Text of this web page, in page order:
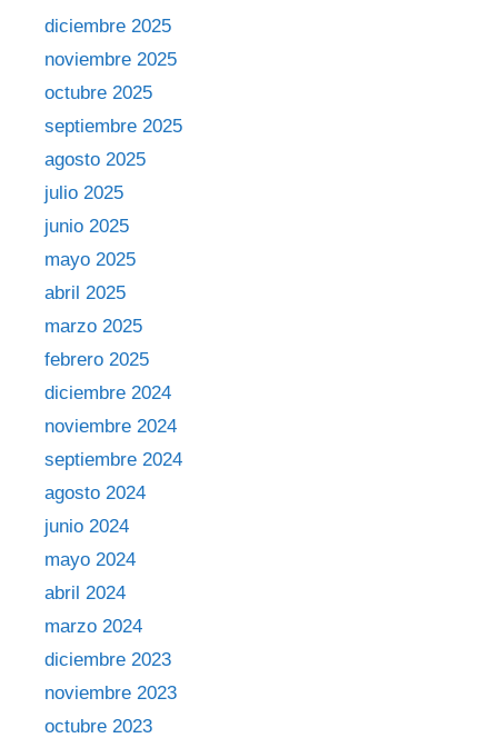
diciembre 2025
noviembre 2025
octubre 2025
septiembre 2025
agosto 2025
julio 2025
junio 2025
mayo 2025
abril 2025
marzo 2025
febrero 2025
diciembre 2024
noviembre 2024
septiembre 2024
agosto 2024
junio 2024
mayo 2024
abril 2024
marzo 2024
diciembre 2023
noviembre 2023
octubre 2023